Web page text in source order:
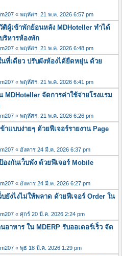
« พฤหัสฯ. 21 พ.ค. 2026 6:57 pm
ติผู้เข้าพักย้อนหลัง MDHoteller ทำได้
ริหารห้องพัก
« พฤหัสฯ. 21 พ.ค. 2026 6:48 pm
ที่เดียว ปรับผังห้องได้ยืดหยุ่น ด้วย
« พฤหัสฯ. 21 พ.ค. 2026 6:41 pm
MDHoteller จัดการค่าใช้จ่ายโรงแรม
« พฤหัสฯ. 21 พ.ค. 2026 6:26 pm
าแบบง่ายๆ ด้วยฟีเจอร์รายงาน Page
« อังคาร 24 มี.ค. 2026 6:37 pm
องกันเว็บพัง ด้วยฟีเจอร์ Mobile
« อังคาร 24 มี.ค. 2026 6:27 pm
ยังไงไม่ให้พลาด ด้วยฟีเจอร์ Order ใน
« ศุกร์ 20 มี.ค. 2026 2:24 pm
อาหาร ใน MDERP รับออเดอร์เร็ว จัด
« พุธ 18 มี.ค. 2026 1:29 pm